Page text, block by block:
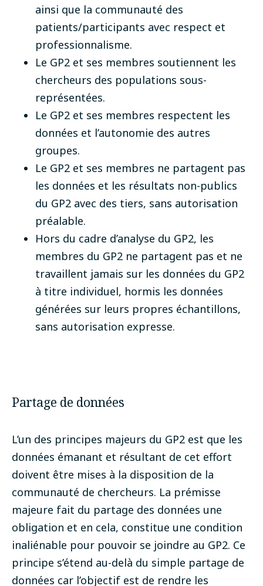
ainsi que la communauté des
patients/participants avec respect et
professionnalisme.
Le GP2 et ses membres soutiennent les
chercheurs des populations sous-
représentées.
Le GP2 et ses membres respectent les
données et l’autonomie des autres
groupes.
Le GP2 et ses membres ne partagent pas
les données et les résultats non-publics
du GP2 avec des tiers, sans autorisation
préalable.
Hors du cadre d’analyse du GP2, les
membres du GP2 ne partagent pas et ne
travaillent jamais sur les données du GP2
à titre individuel, hormis les données
générées sur leurs propres échantillons,
sans autorisation expresse.
Partage de données
L’un des principes majeurs du GP2 est que les
données émanant et résultant de cet effort
doivent être mises à la disposition de la
communauté de chercheurs. La prémisse
majeure fait du partage des données une
obligation et en cela, constitue une condition
inaliénable pour pouvoir se joindre au GP2. Ce
principe s’étend au-delà du simple partage de
données car l’objectif est de rendre les